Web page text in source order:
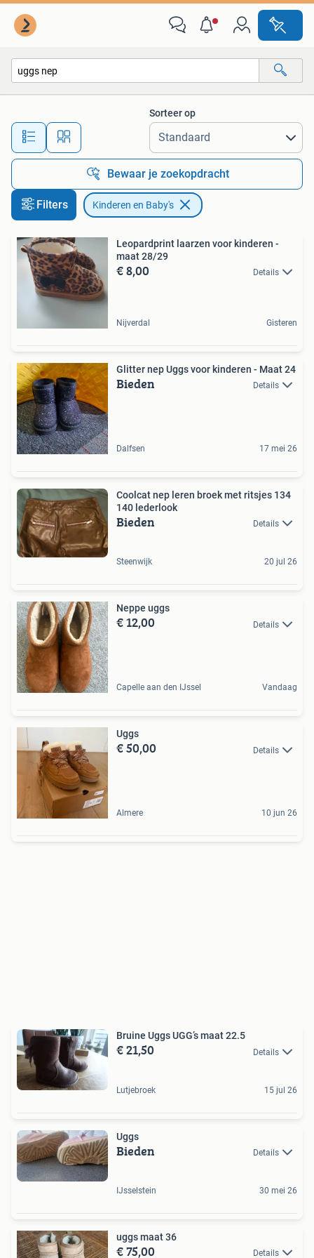
Alle afstanden…
Sorteer op
Bewaar je zoekopdracht
Filters Kinderen en Baby's
Leopardprint laarzen voor kinderen -
maat 28/29
€ 8,00 Details
Nijverdal Gisteren
Glitter nep Uggs voor kinderen - Maat 24
Bieden Details
Dalfsen 17 mei 26
Coolcat nep leren broek met ritsjes 134
140 lederlook
Bieden Details
Steenwijk 20 jul 26
Neppe uggs
€ 12,00 Details
Capelle aan den IJssel Vandaag
Uggs
€ 50,00 Details
Almere 10 jun 26
Bruine Uggs UGG’s maat 22.5
€ 21,50 Details
Lutjebroek 15 jul 26
Uggs
Bieden Details
IJsselstein 30 mei 26
uggs maat 36
€ 75,00 Details